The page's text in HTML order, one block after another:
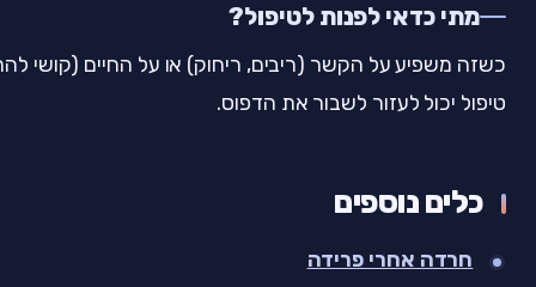
מתי כדאי לפנות לטיפול?
כשזה משפיע על הקשר (ריבים, ריחוק) או על החיים (קושי
טיפול יכול לעזור לשבור את הדפוס.
כלים נוספים
חרדה אחרי פרידה